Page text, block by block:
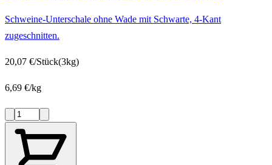
Schweine-Unterschale ohne Wade mit Schwarte, 4-Kant
zugeschnitten.
20,07 €/Stück(3kg)
6,69 €/kg